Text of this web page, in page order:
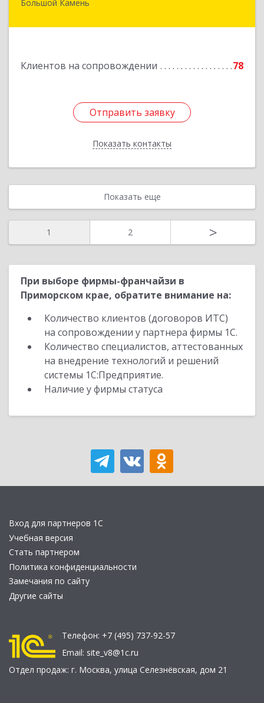
Большой Камень
Клиентов на сопровождении 78
Отправить заявку
Показать контакты
692806, Приморский край, Большой Камень г,
Отправить заявку
Назад
Показать еще
1 2 >
При выборе фирмы-франчайзи в
Приморском крае, обратите внимание на:
Количество клиентов (договоров ИТС)
на сопровождении у партнера фирмы 1С.
Количество специалистов, аттестованных
на внедрение технологий и решений
системы 1С:Предприятие.
Наличие у фирмы статуса
Вход для партнеров 1С
Учебная версия
Стать партнером
Политика конфиденциальности
Замечания по сайту
Другие сайты
Телефон: +7 (495) 737-92-57
Email: site_v8@1c.ru
Отдел продаж: г. Москва, улица Селезнёвская, дом 21